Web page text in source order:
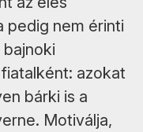
pedig nem érinti
azokat
bárki is a
Motiválja,